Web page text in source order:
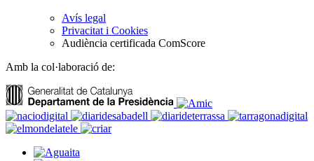
Avís legal
Privacitat i Cookies
Audiència certificada ComScore
Amb la col·laboració de: